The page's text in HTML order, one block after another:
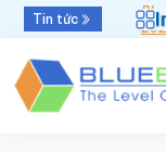
Tin tức